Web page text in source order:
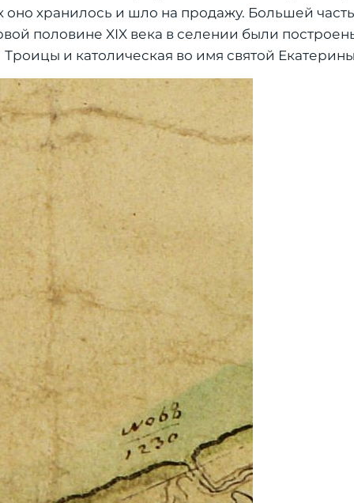
хранилось и шло на продажу. Большей
половине XIX века в селении были
и католическая во имя святой